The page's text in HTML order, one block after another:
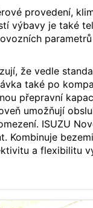
provedení,
výbavy je také
že vedle
také po
přepravní
umožňují
ISUZU
Kombinuje
a flexibilitu